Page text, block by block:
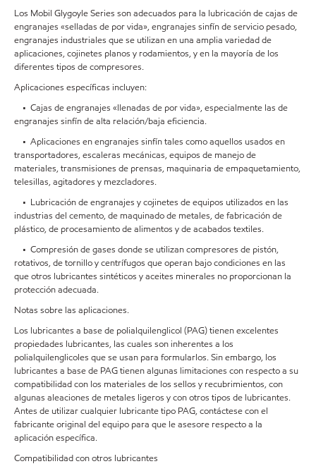
Los Mobil Glygoyle Series son adecuados para la lubricación de cajas de
engranajes «selladas de por vida», engranajes sinfín de servicio pesado,
engranajes industriales que se utilizan en una amplia variedad de
aplicaciones, cojinetes planos y rodamientos, y en la mayoría de los
diferentes tipos de compresores.
Aplicaciones específicas incluyen:
• Cajas de engranajes «llenadas de por vida», especialmente las de
engranajes sinfín de alta relación/baja eficiencia.
• Aplicaciones en engranajes sinfín tales como aquellos usados en
transportadores, escaleras mecánicas, equipos de manejo de
materiales, transmisiones de prensas, maquinaria de empaquetamiento,
telesillas, agitadores y mezcladores.
• Lubricación de engranajes y cojinetes de equipos utilizados en las
industrias del cemento, de maquinado de metales, de fabricación de
plástico, de procesamiento de alimentos y de acabados textiles.
• Compresión de gases donde se utilizan compresores de pistón,
rotativos, de tornillo y centrífugos que operan bajo condiciones en las
que otros lubricantes sintéticos y aceites minerales no proporcionan la
protección adecuada.
Notas sobre las aplicaciones.
Los lubricantes a base de polialquilenglicol (PAG) tienen excelentes
propiedades lubricantes, las cuales son inherentes a los
polialquilenglicoles que se usan para formularlos. Sin embargo, los
lubricantes a base de PAG tienen algunas limitaciones con respecto a su
compatibilidad con los materiales de los sellos y recubrimientos, con
algunas aleaciones de metales ligeros y con otros tipos de lubricantes.
Antes de utilizar cualquier lubricante tipo PAG, contáctese con el
fabricante original del equipo para que le asesore respecto a la
aplicación específica.
Compatibilidad con otros lubricantes